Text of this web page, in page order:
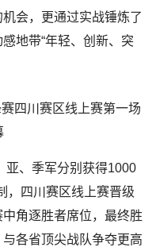
会，更通过实战锤炼了
地带“年轻、创新、突
亚、季军分别获得1000
，四川赛区线上赛晋级
角逐胜者席位，最终胜
各省顶尖战队争夺更高